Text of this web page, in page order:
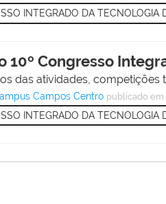
INTEGRADO DA TECNOLOGIA
10º Congresso
das atividades,
Campos Centro publicado em
INTEGRADO DA TECNOLOGIA